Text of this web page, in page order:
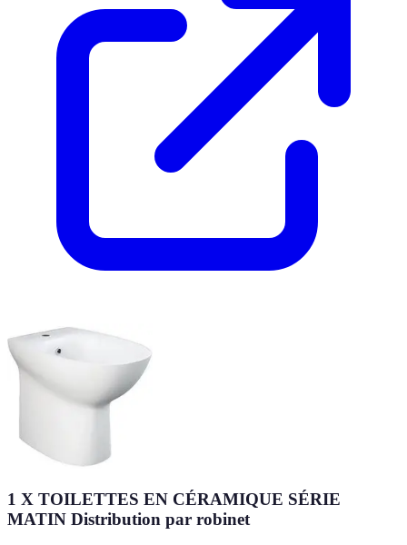
1 X TOILETTES EN CÉRAMIQUE SÉRIE
MATIN Distribution par robinet